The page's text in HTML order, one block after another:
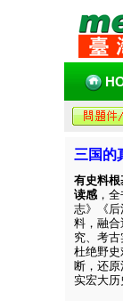
三国的
有史料根
读感 ，
志》《后
料，融
究、考古
杜绝野
断，还
实宏大